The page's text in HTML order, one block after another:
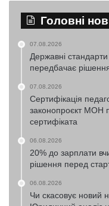
Головні
07.08.2026
Державні
передбачає рішення
07.08.2026
Сертифікація
законопроєкт МОН
сертифіката
06.08.2026
20% до зарплати
рішення перед
06.08.2026
Чи скасовує новий